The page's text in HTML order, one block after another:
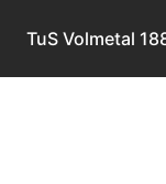
Inhalt
springen
TuS Volmetal